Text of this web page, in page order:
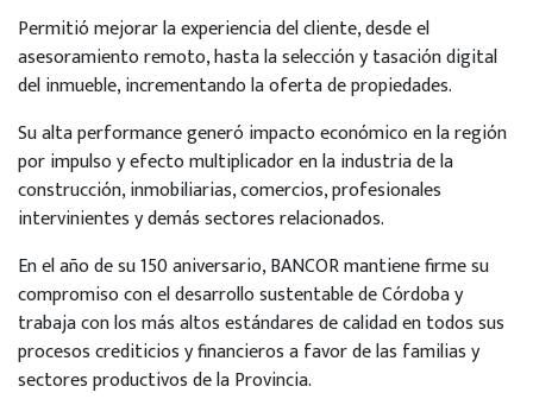
Permitió mejorar la experiencia del cliente, desde el
asesoramiento remoto, hasta la selección y tasación digital
del inmueble, incrementando la oferta de propiedades.
Su alta performance generó impacto económico en la región
por impulso y efecto multiplicador en la industria de la
construcción, inmobiliarias, comercios, profesionales
intervinientes y demás sectores relacionados.
En el año de su 150 aniversario, BANCOR mantiene firme su
compromiso con el desarrollo sustentable de Córdoba y
trabaja con los más altos estándares de calidad en todos sus
procesos crediticios y financieros a favor de las familias y
sectores productivos de la Provincia.